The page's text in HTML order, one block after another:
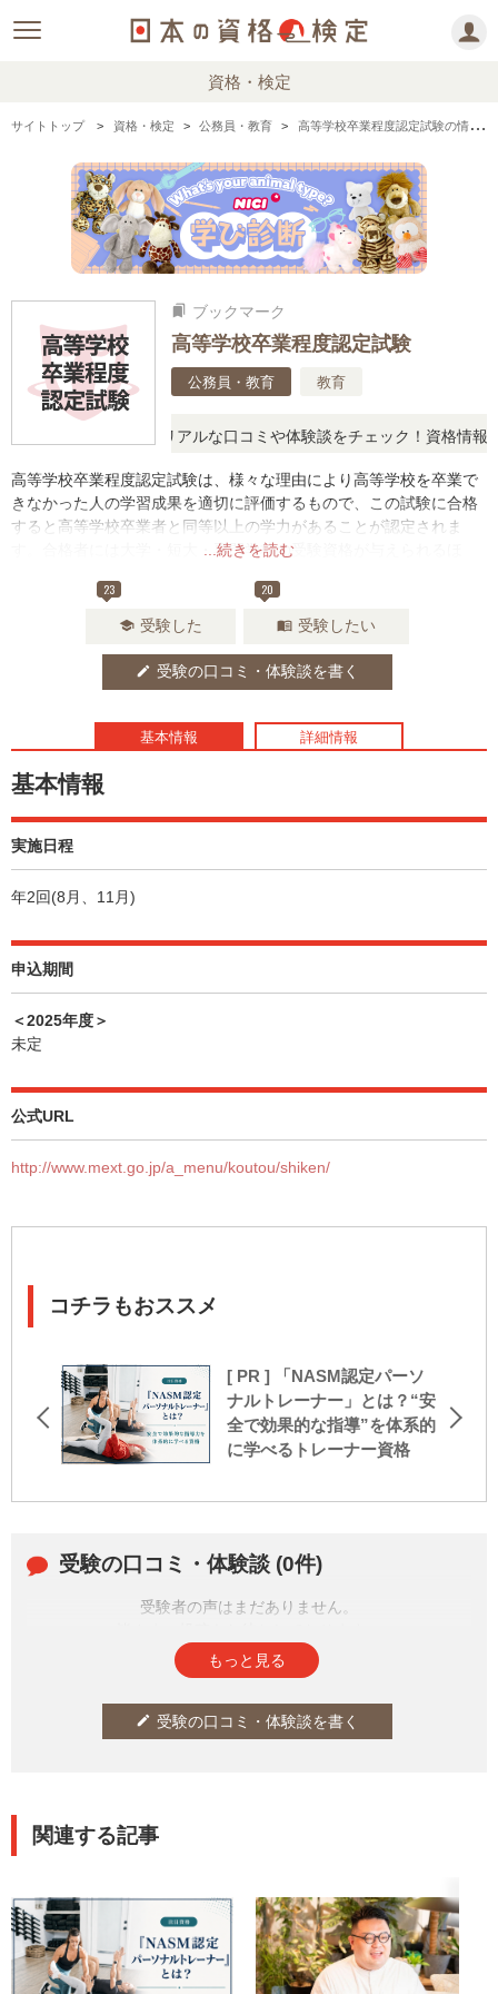
資格・検定
サイトトップ 資格・検定 公務員・教育 高等学校卒業程度認定試験の情報まとめ
bookmarks ブックマーク
高等学校卒業程度認定試験
公務員・教育 教育
問に思ったら、リアルな口コミや体験談をチェック！資格情報の
...続きを読む
高等学校卒業程度認定試験は、様々な理由により高等学校を卒業で
きなかった人の学習成果を適切に評価するもので、この試験に合格
すると高等学校卒業者と同等以上の学力があることが認定されま
す。合格者には大学・短大・専門学校の受験資格が与えられるほ
23
school 受験した
20
menu_book 受験したい
edit 受験の口コミ・体験談を書く
基本情報 詳細情報
基本情報
実施日程
年2回(8月、11月)
申込期間
＜2025年度＞
未定
公式URL
http://www.mext.go.jp/a_menu/koutou/shiken/
コチラもおススメ
[ PR ] 「NASM認定パーソ
ナルトレーナー」とは？“安
全で効果的な指導”を体系的
に学べるトレーナー資格
受験の口コミ・体験談 (0件)
受験者の声はまだありません。
もっと見る
edit 受験の口コミ・体験談を書く
関連する記事